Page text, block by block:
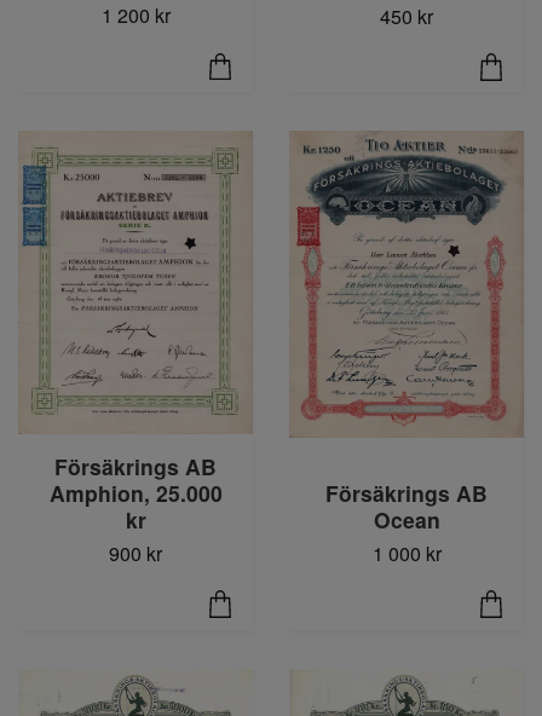
1 200 kr 450 kr
Försäkrings AB
Amphion, 25.000
kr
900 kr
Försäkrings AB
Ocean
1 000 kr